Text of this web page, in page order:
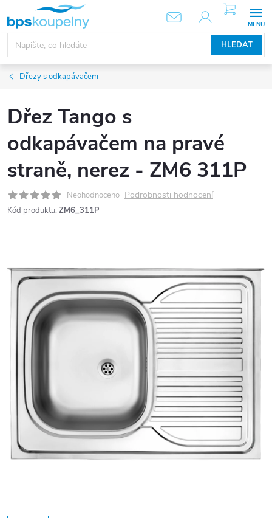
obsah
HLEDAT
NÁKUPNÍ
KOŠÍK
Dřezy s odkapávačem
Dřez Tango s
odkapávačem na pravé
straně, nerez - ZM6 311P
Neohodnoceno Podrobnosti hodnocení
Kód produktu: ZM6_311P